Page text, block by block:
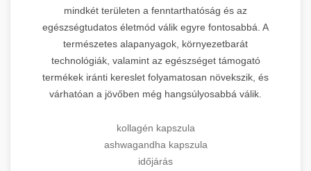
mindkét területen a fenntarthatóság és az
egészségtudatos életmód válik egyre fontosabbá. A
természetes alapanyagok, környezetbarát
technológiák, valamint az egészséget támogató
termékek iránti kereslet folyamatosan növekszik, és
várhatóan a jövőben még hangsúlyosabbá válik.
kollagén kapszula
ashwagandha kapszula
időjárás